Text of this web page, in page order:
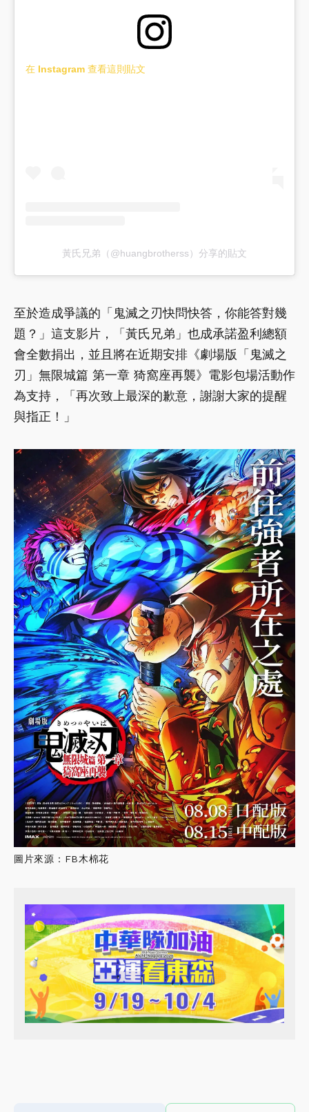
在 Instagram 查看這則貼文
黃氏兄弟（@huangbrotherss）分享的貼文
至於造成爭議的「鬼滅之刃快問快答，你能答對幾
題？」這支影片，「黃氏兄弟」也成承諾盈利總額
會全數捐出，並且將在近期安排《劇場版「鬼滅之
刃」無限城篇 第一章 猗窩座再襲》電影包場活動作
為支持，「再次致上最深的歉意，謝謝大家的提醒
與指正！」
圖片來源：FB木棉花